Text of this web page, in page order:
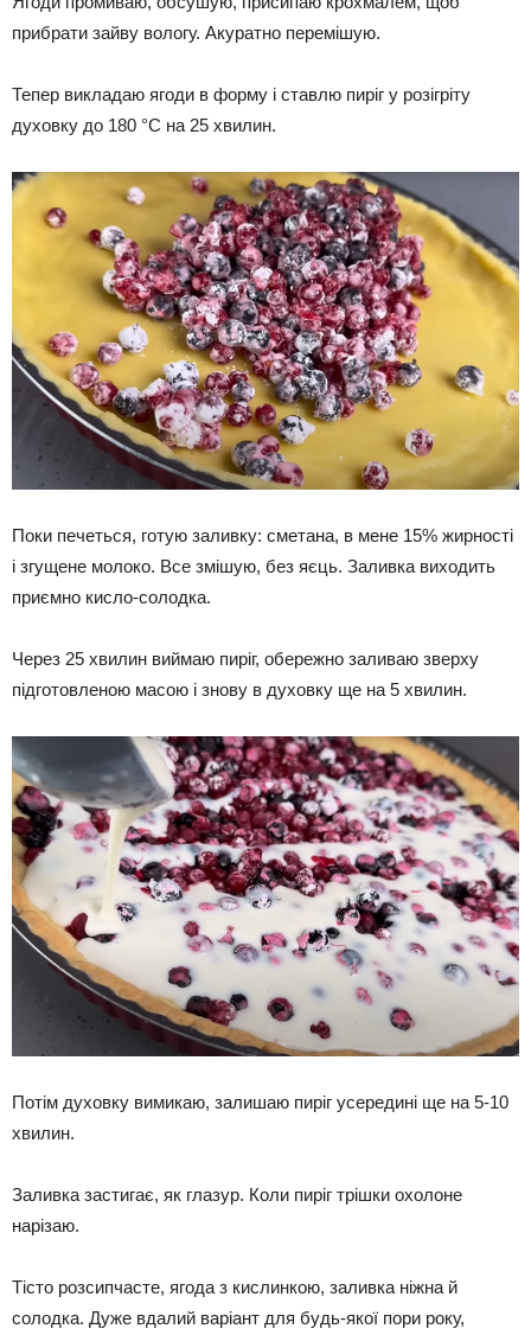
прибрати зайву вологу. Акуратно перемішую.
Тепер викладаю ягоди в форму і ставлю пиріг у розігріту
духовку до 180 °С на 25 хвилин.
Поки печеться, готую заливку: сметана, в мене 15% жирності
і згущене молоко. Все змішую, без яєць. Заливка виходить
приємно кисло-солодка.
Через 25 хвилин виймаю пиріг, обережно заливаю зверху
підготовленою масою і знову в духовку ще на 5 хвилин.
Потім духовку вимикаю, залишаю пиріг усередині ще на 5-10
хвилин.
Заливка застигає, як глазур. Коли пиріг трішки охолоне
нарізаю.
Тісто розсипчасте, ягода з кислинкою, заливка ніжна й
солодка. Дуже вдалий варіант для будь-якої пори року,